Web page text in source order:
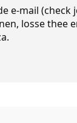
e-mail (check
losse thee